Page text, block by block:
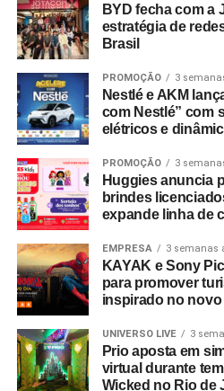
integrada às demais áreas de
Além dos serviços tradicionais
e mídia, a Cheil opera com
retail, eventos,live commerce,
sociale um estúdio proprietário
inteligência artificial.
BYD fecha com a
estratégia de
Brasil
PROMOÇÃO 3
Nestlé e AKM
com Nestlé” com
elétricos e
PROMOÇÃO 3
Huggies anuncia
brindes
expande linha de
EMPRESA 3 semanas
KAYAK e Sony
para promover
inspirado no
UNIVERSO LIVE 3
Prio aposta em
virtual durante
Wicked no Rio de